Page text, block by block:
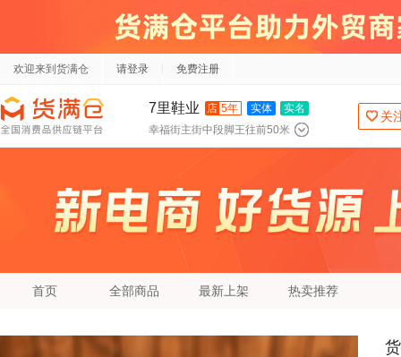
欢迎来到货满仓 请登录 免费注册
7里鞋业 店 5年 实体
实名
幸福街主街中段脚王往前50米
关
首页 全部商品 最新上架 热卖推荐